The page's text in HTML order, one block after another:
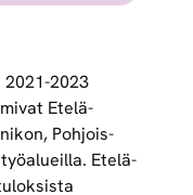
2023
Etelä-
Pohjois-
Etelä-